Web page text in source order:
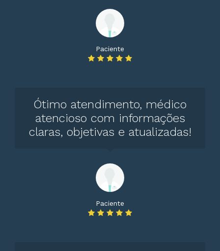
Paciente
Ótimo atendimento, médico
atencioso com informações
claras, objetivas e atualizadas!
Paciente